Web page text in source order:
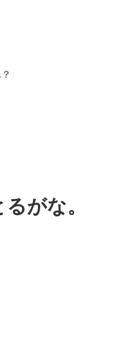
がな。